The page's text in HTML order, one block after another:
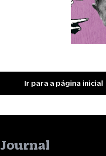
Ir para a página inicial
Journal